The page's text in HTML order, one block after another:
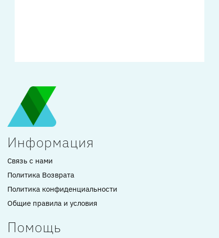
Информация
Связь с нами
Политика Возврата
Политика конфиденциальности
Общие правила и условия
Помощь